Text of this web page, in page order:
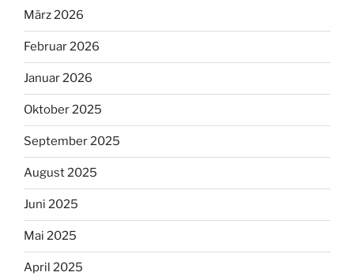
März 2026
Februar 2026
Januar 2026
Oktober 2025
September 2025
August 2025
Juni 2025
Mai 2025
April 2025